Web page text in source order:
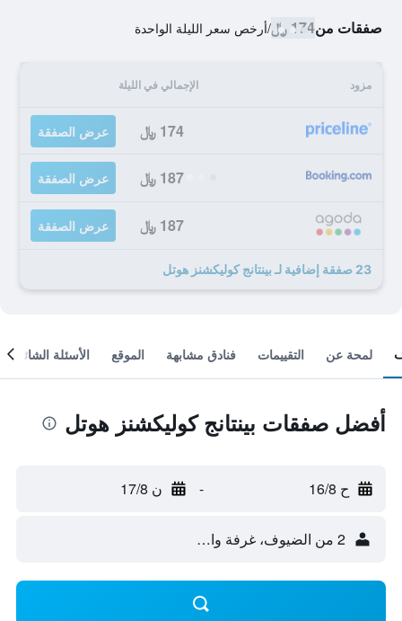
صفقات من174 ﷼ /أرخص سعر الليلة الواحدة
مزود الإجمالي في الليلة
174 ﷼ عرض الصفقة
187 ﷼ عرض الصفقة
187 ﷼ عرض الصفقة
23 صفقة إضافية لـ بينتانج كوليكشنز هوتل
لمحة عن التقييمات فنادق مشابهة الموقع الأسئلة الشائعة
أفضل صفقات بينتانج كوليكشنز هوتل
ح 16/8 - ن 17/8
2 من الضيوف، غرفة واحدة